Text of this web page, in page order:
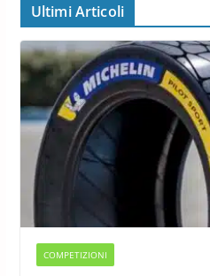
Ultimi Articoli
COMPETIZIONI